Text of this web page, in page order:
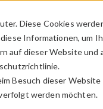
Diese Cookies
Informationen, um
auf dieser Website
Besuch dieser
werden möchten.